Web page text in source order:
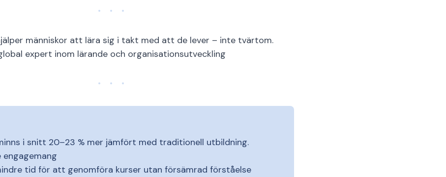
människor att lära sig i takt med att de lever – inte tvärtom.
expert inom lärande och organisationsutveckling
i snitt 20–23 % mer jämfört med traditionell utbildning.
engagemang
tid för att genomföra kurser utan försämrad förståelse